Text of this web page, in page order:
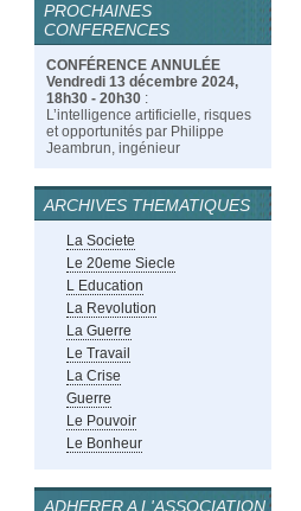
PROCHAINES
CONFERENCES
CONFÉRENCE ANNULÉE
Vendredi 13 décembre 2024,
18h30 - 20h30 :
L’intelligence artificielle, risques
et opportunités par Philippe
Jeambrun, ingénieur
ARCHIVES THEMATIQUES
La Societe
Le 20eme Siecle
L Education
La Revolution
La Guerre
Le Travail
La Crise
Guerre
Le Pouvoir
Le Bonheur
ADHERER A L'ASSOCIATION